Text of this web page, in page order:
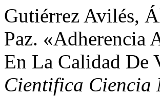
Gutiérrez Avilés,
Paz. «Adherencia
En La Calidad De
Cientifica Ciencia